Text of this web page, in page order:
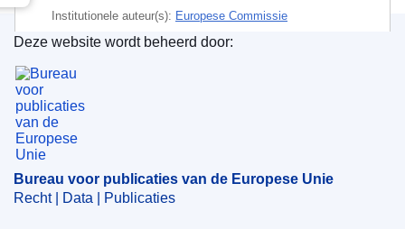
Institutionele auteur(s): Europese Commissie
OJ : JOC_2016_367_R_0001
IMMC : 9999
Bureau voor publicaties van de Europese Unie
Deze website wordt beheerd door:
Bureau voor publicaties van de Europese Unie
Recht | Data | Publicaties